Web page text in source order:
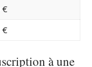
€
€
à une